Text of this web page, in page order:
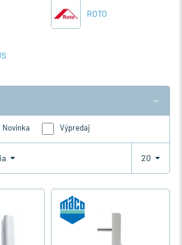
ROTO
Novinka Výpredaj
20